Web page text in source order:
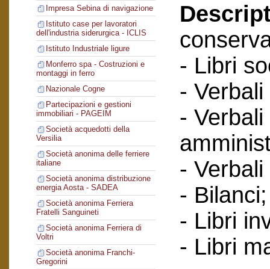
Impresa Sebina di navigazione
Istituto case per lavoratori
dell'industria siderurgica - ICLIS
Istituto Industriale ligure
Monferro spa - Costruzioni e
montaggi in ferro
Nazionale Cogne
Partecipazioni e gestioni
immobiliari - PAGEIM
Società acquedotti della
Versilia
Società anonima delle ferriere
italiane
Società anonima distribuzione
energia Aosta - SADEA
Società anonima Ferriera
Fratelli Sanguineti
Società anonima Ferriera di
Voltri
Società anonima Franchi-
Gregorini
- Libri
-
-
-
-
- Libri
- Libri